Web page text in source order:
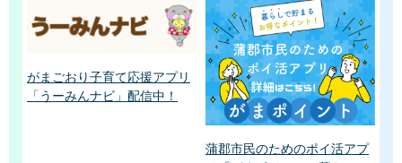
がまごおり子育て応援アプリ
「うーみんナビ」配信中！
蒲郡市民のためのポイ活アプ